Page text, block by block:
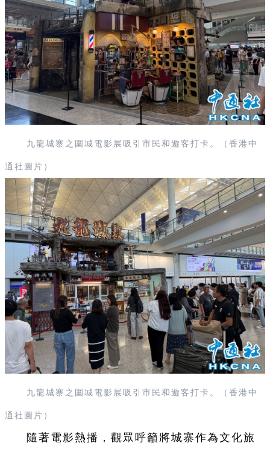
九龍城寨之圍城電影展吸引市民和遊客打卡。（香港中
通社圖片）
九龍城寨之圍城電影展吸引市民和遊客打卡。（香港中
通社圖片）
隨著電影熱播，觀眾呼籲將城寨作為文化旅